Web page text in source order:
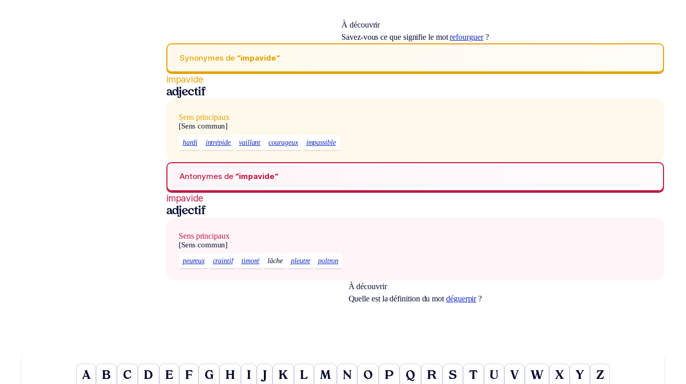
À découvrir
Savez-vous ce que signifie le motrefourguer?
Synonymes de “impavide“
impavide
adjectif
Sens principaux
[Sens commun]
hardi intrépide vaillant courageux impassible
Antonymes de “impavide“
impavide
adjectif
Sens principaux
[Sens commun]
peureux craintif timoré lâche pleutre poltron
À découvrir
Quelle est la définition du motdéguerpir?
A B C D E F G H I J K L M N O P Q R S T U V W X Y Z